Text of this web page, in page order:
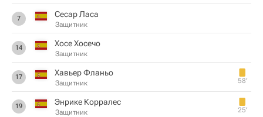
7 Сесар Ласа
Защитник
14 Хосе Хосечо
Защитник
17 Хавьер Фланьо
Защитник 58‎’‎
19 Энрике Корралес
Защитник 25‎’‎